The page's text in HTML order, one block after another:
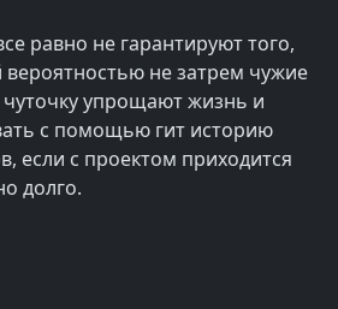
равно не гарантируют того,
не затрем чужие
упрощают жизнь и
с помощью гит историю
если с проектом приходится
долго.